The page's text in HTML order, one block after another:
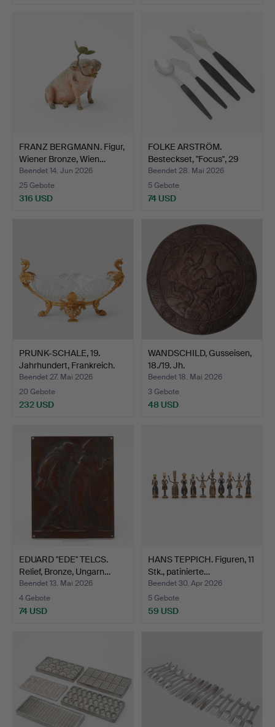
FRANZ BERGMANN. Figur,
Wiener Bronze, Wien…
Beendet 14. Jun 2026
25 Gebote
316 USD
FOLKE ARSTRÖM.
Besteckset, "Focus", 29
Tei…
Beendet 28. Mai 2026
5 Gebote
74 USD
PRUNK-SCHALE, 19.
Jahrhundert, Frankreich.
Beendet 27. Mai 2026
20 Gebote
232 USD
WANDSCHILD, Gusseisen,
18./19. Jh.
Beendet 18. Mai 2026
3 Gebote
48 USD
EDUARD "EDE" TELCS.
Relief, Bronze, Ungarn…
Beendet 13. Mai 2026
4 Gebote
74 USD
HANS TEPPICH. Figuren, 11
Stk., patinierte…
Beendet 30. Apr 2026
5 Gebote
59 USD